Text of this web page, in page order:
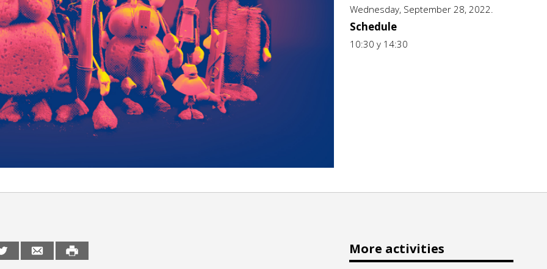
Wednesday, September 28, 2022.
Schedule
10:30 y 14:30
More activities